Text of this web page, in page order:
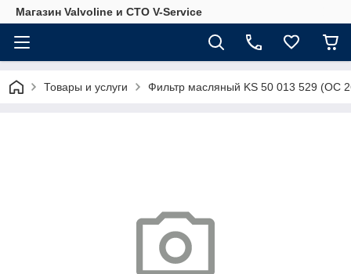
Магазин Valvoline и СТО V-Service
Товары и услуги Фильтр масляный KS 50 013 529 (OC